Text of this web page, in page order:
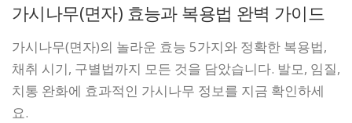
가시나무(면자) 효능과 복용법 완벽 가이드
가시나무(면자)의 놀라운 효능 5가지와 정확한 복용법,
채취 시기, 구별법까지 모든 것을 담았습니다. 발모, 임질,
치통 완화에 효과적인 가시나무 정보를 지금 확인하세
요.